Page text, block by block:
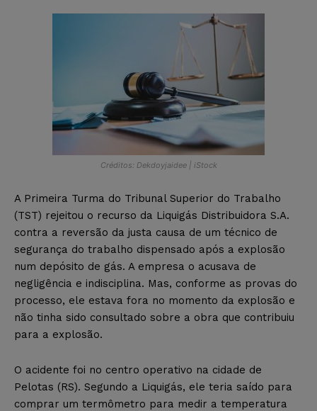
Créditos: Dekdoyjaidee | iStock
A Primeira Turma do Tribunal Superior do Trabalho
(TST) rejeitou o recurso da Liquigás Distribuidora S.A.
contra a reversão da justa causa de um técnico de
segurança do trabalho dispensado após a explosão
num depósito de gás. A empresa o acusava de
negligência e indisciplina. Mas, conforme as provas do
processo, ele estava fora no momento da explosão e
não tinha sido consultado sobre a obra que contribuiu
para a explosão.
O acidente foi no centro operativo na cidade de
Pelotas (RS). Segundo a Liquigás, ele teria saído para
comprar um termômetro para medir a temperatura